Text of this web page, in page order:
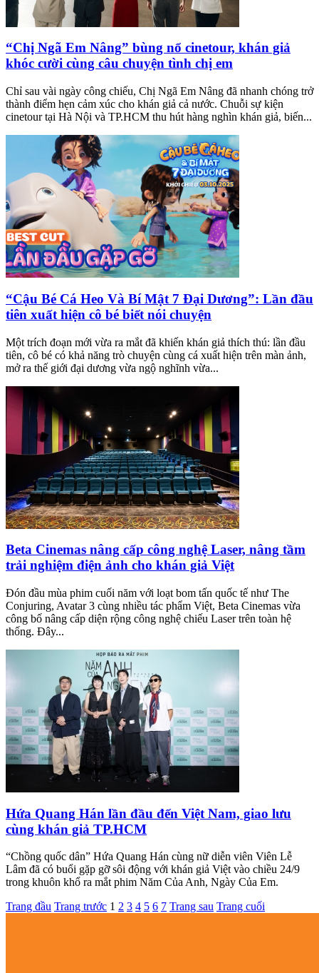
“Chị Ngã Em Nâng” bùng nổ cinetour, khán giả
khóc cười cùng câu chuyện tình chị em
Chỉ sau vài ngày công chiếu, Chị Ngã Em Nâng đã nhanh chóng trở
thành điểm hẹn cảm xúc cho khán giả cả nước. Chuỗi sự kiện
cinetour tại Hà Nội và TP.HCM thu hút hàng nghìn khán giả, biến...
“Cậu Bé Cá Heo Và Bí Mật 7 Đại Dương”: Lần đầu
tiên xuất hiện cô bé biết nói chuyện
Một trích đoạn mới vừa ra mắt đã khiến khán giả thích thú: lần đầu
tiên, cô bé có khả năng trò chuyện cùng cá xuất hiện trên màn ảnh,
mở ra thế giới đại dương vừa ngộ nghĩnh vừa...
Beta Cinemas nâng cấp công nghệ Laser, nâng tầm
trải nghiệm điện ảnh cho khán giả Việt
Đón đầu mùa phim cuối năm với loạt bom tấn quốc tế như The
Conjuring, Avatar 3 cùng nhiều tác phẩm Việt, Beta Cinemas vừa
công bố nâng cấp diện rộng công nghệ chiếu Laser trên toàn hệ
thống. Đây...
Hứa Quang Hán lần đầu đến Việt Nam, giao lưu
cùng khán giả TP.HCM
“Chồng quốc dân” Hứa Quang Hán cùng nữ diễn viên Viên Lễ
Lâm đã có buổi gặp gỡ sôi động với khán giả Việt vào chiều 24/9
trong khuôn khổ ra mắt phim Năm Của Anh, Ngày Của Em.
Trang đầu Trang trước 1 2 3 4 5 6 7 Trang sau Trang cuối